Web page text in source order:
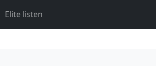
Elite listen